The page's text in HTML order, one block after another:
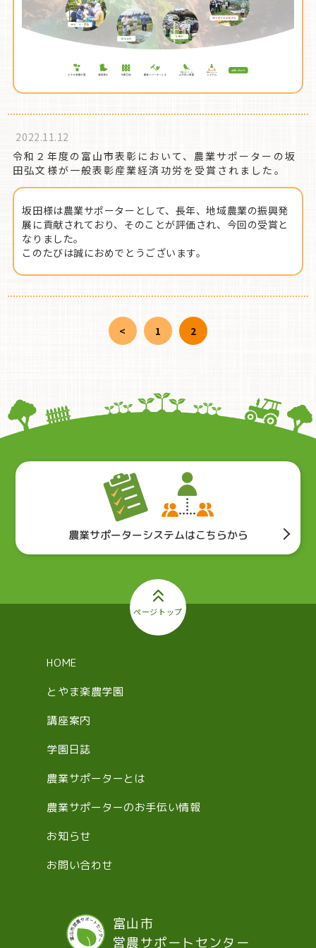
2022.11.12
令和２年度の富山市表彰において、農業サポーターの坂
田弘文様が一般表彰産業経済功労を受賞されました。
坂田様は農業サポーターとして、長年、地域農業の振興発
展に貢献されており、そのことが評価され、今回の受賞と
なりました。
このたびは誠におめでとうございます。
< 1 2
農業サポーターシステムはこちらから
ページトップ
富山市
営農サポートセンター
HOME
とやま楽農学園
講座案内
学園日誌
農業サポーターとは
農業サポーターのお手伝い情報
お知らせ
お問い合わせ